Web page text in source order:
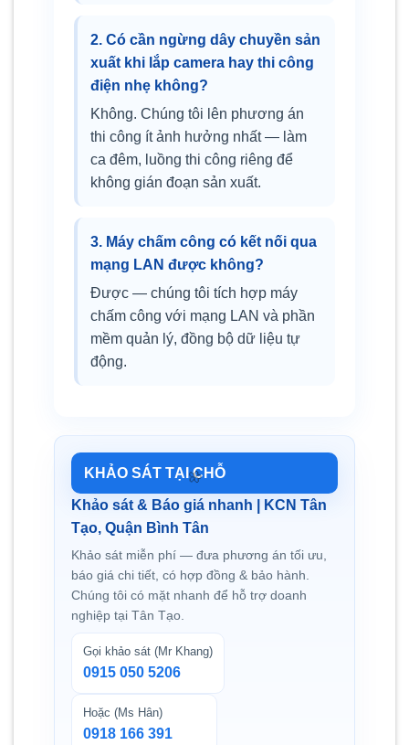
2. Có cần ngừng dây chuyền sản
xuất khi lắp camera hay thi công
điện nhẹ không?
Không. Chúng tôi lên phương án
thi công ít ảnh hưởng nhất — làm
ca đêm, luồng thi công riêng để
không gián đoạn sản xuất.
3. Máy chấm công có kết nối qua
mạng LAN được không?
Được — chúng tôi tích hợp máy
chấm công với mạng LAN và phần
mềm quản lý, đồng bộ dữ liệu tự
động.
KHẢO SÁT TẠI CHỖ
Khảo sát & Báo giá nhanh | KCN Tân
Tạo, Quận Bình Tân
Khảo sát miễn phí — đưa phương án tối ưu,
báo giá chi tiết, có hợp đồng & bảo hành.
Chúng tôi có mặt nhanh để hỗ trợ doanh
nghiệp tại Tân Tạo.
Gọi khảo sát (Mr Khang)
0915 050 5206
Hoặc (Ms Hân)
0918 166 391